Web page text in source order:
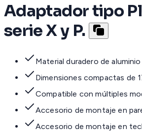
Adaptador tipo
serie X y P.
Material duradero de
Dimensiones compactas de
Compatible con múltiples
Accesorio de montaje en
Accesorio de montaje en